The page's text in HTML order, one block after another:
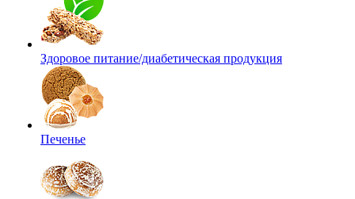
Здоровое питание/диабетическая продукция
Печенье